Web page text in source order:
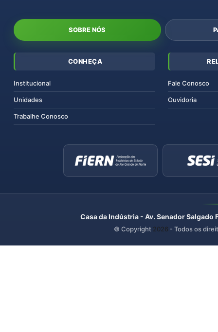
SOBRE NÓS
CONHEÇA
Institucional
Unidades
Trabalhe Conosco
Fale Conosco
Ouvidoria
Casa da Indústria - Av. Senador
© Copyright 2026 - Todos os